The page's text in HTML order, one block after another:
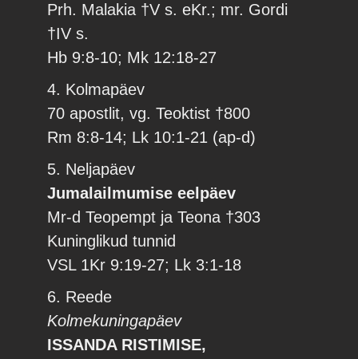
Prh. Malakia †V s. eKr.; mr. Gordi
†IV s.
Hb 9:8-10; Mk 12:18-27
4. Kolmapäev
70 apostlit, vg. Teoktist †800
Rm 8:8-14; Lk 10:1-21 (ap-d)
5. Neljapäev
Jumalailmumise eelpäev
Mr-d Teopempt ja Teona †303
Kuninglikud tunnid
VSL 1Kr 9:19-27; Lk 3:1-18
6. Reede
Kolmekuningapäev
ISSANDA RISTIMISE,